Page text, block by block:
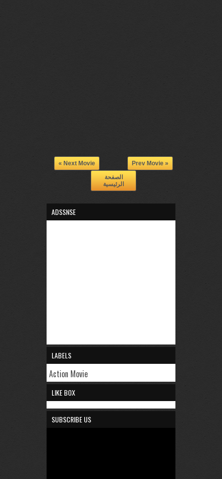
« Prev Movie
Next Movie »
الصفحة
الرئيسية
ADSSNSE
LABELS
Action Movie
LIKE BOX
SUBSCRIBE US